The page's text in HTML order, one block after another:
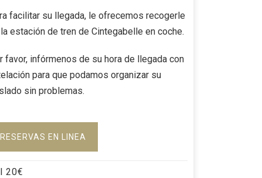
facilitar su llegada, le ofrecemos recogerle
estación de tren de Cintegabelle en coche.
favor, infórmenos de su hora de llegada con
para que podamos organizar su
sin problemas.
RESERVAS EN LINEA
20€